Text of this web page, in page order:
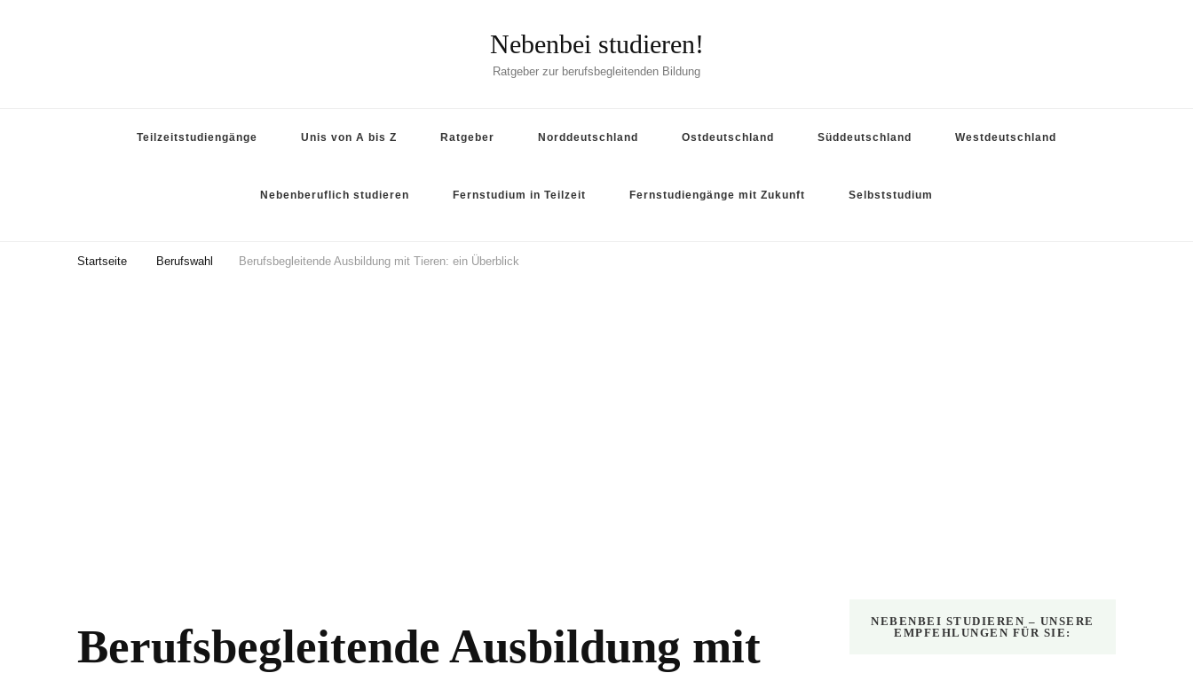
Nebenbei studieren!
Ratgeber zur berufsbegleitenden Bildung
Teilzeitstudiengänge Unis von A bis Z Ratgeber Norddeutschland Ostdeutschland Süddeutschland Westdeutschland
Nebenberuflich studieren Fernstudium in Teilzeit Fernstudiengänge mit Zukunft Selbststudium
Startseite Berufswahl Berufsbegleitende Ausbildung mit Tieren: ein Überblick
Berufsbegleitende Ausbildung mit
NEBENBEI STUDIEREN – UNSERE
EMPFEHLUNGEN FÜR SIE: